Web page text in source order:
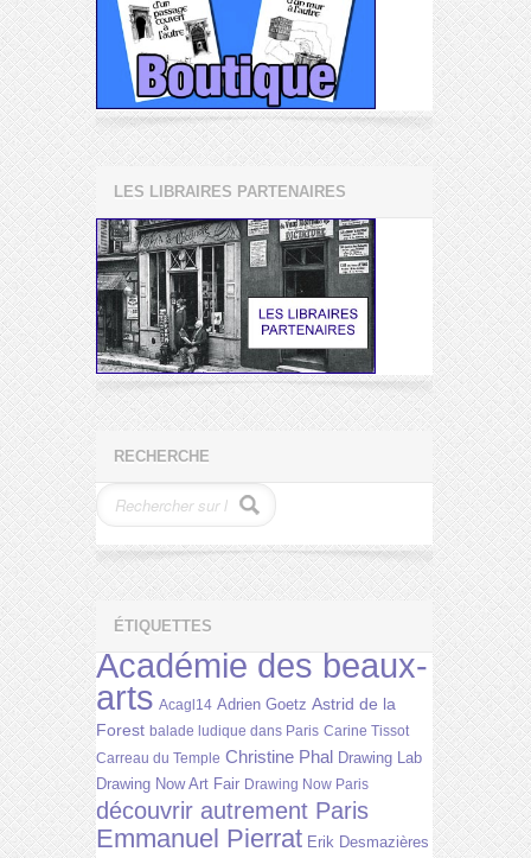
LES LIBRAIRES PARTENAIRES
RECHERCHE
ÉTIQUETTES
Académie des beaux-
arts Acagl14 Adrien Goetz Astrid de la
Forest balade ludique dans Paris Carine Tissot
Carreau du Temple Christine Phal Drawing Lab
Drawing Now Art Fair Drawing Now Paris
découvrir autrement Paris
Emmanuel Pierrat Erik Desmazières